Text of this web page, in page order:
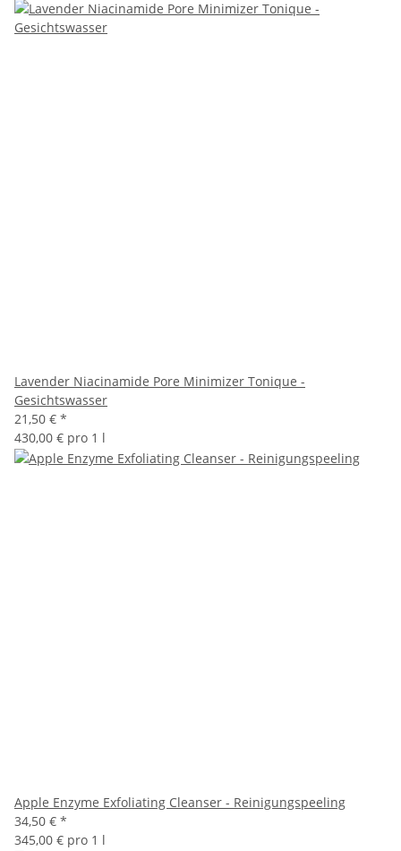
Lavender Niacinamide Pore Minimizer Tonique -
Gesichtswasser
21,50 € *
430,00 € pro 1 l
Apple Enzyme Exfoliating Cleanser - Reinigungspeeling
34,50 € *
345,00 € pro 1 l